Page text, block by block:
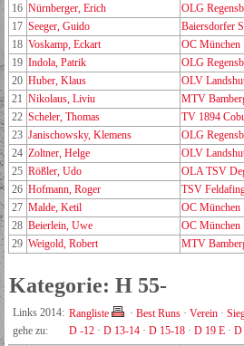
16 Nürnberger, Erich OLG
17 Seeger, Guido Baiersdorfer
18 Voskamp, Eckart OC München
19 Indola, Patrik OLG
20 Huber, Klaus OLV
21 Nikolaus, Liviu MTV
22 Scheler, Thomas TV 1894
23 Janischowsky, Klemens OLG
24 Zoltner, Helge OLV
25 Rößler, Udo OLA TSV
26 Hofmann, Roger TSV
27 Malde, Ketil OC München
28 Beierlein, Uwe OC München
29 Weigold, Robert MTV
Kategorie: H 55-
Links 2014: Rangliste · Best Runs · Verein ·
gehe zu:
D -12 · D 13-14 · D 15-18 · D 19 E · D